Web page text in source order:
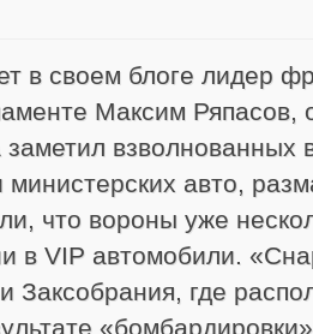
в своем блоге лидер
Максим Ряпасов,
заметил взволнованных
министерских авто,
что вороны уже
в VIP автомобили.
Заксобрания, где